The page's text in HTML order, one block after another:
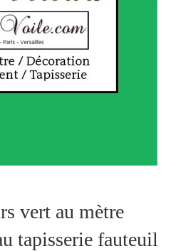
vert au mètre
tapisserie fauteuil